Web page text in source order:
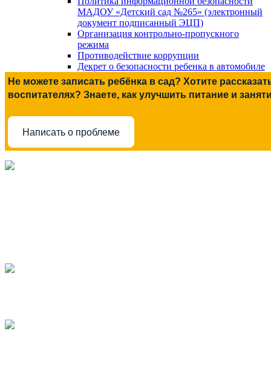
МАДОУ «Детский сад №265» (электронный
документ подписанный ЭЦП)
Организация контрольно-пропускного
режима
Противодействие коррупции
Декрет о безопасности ребенка в автомобиле
Не можете записать ребёнка в сад? Хотите
воспитателях? Знаете, как улучшить питание и
Написать о проблеме